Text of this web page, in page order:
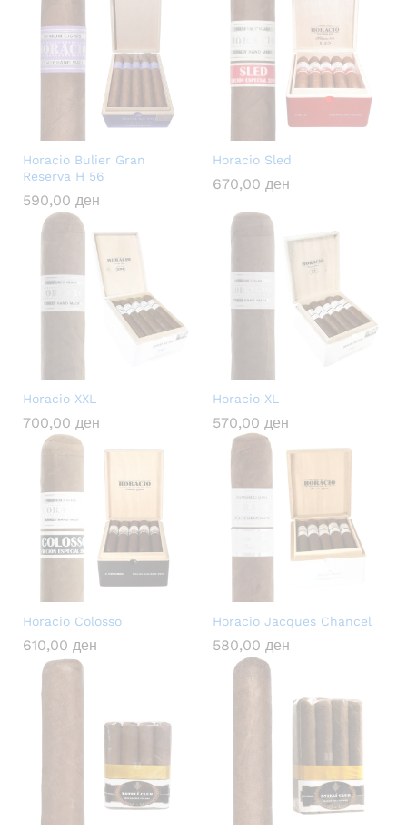
Horacio Bulier Gran
Reserva H 56
590,00 ден
Horacio Sled
670,00 ден
Horacio XXL
700,00 ден
Horacio XL
570,00 ден
Horacio Colosso
610,00 ден
Horacio Jacques Chancel
580,00 ден